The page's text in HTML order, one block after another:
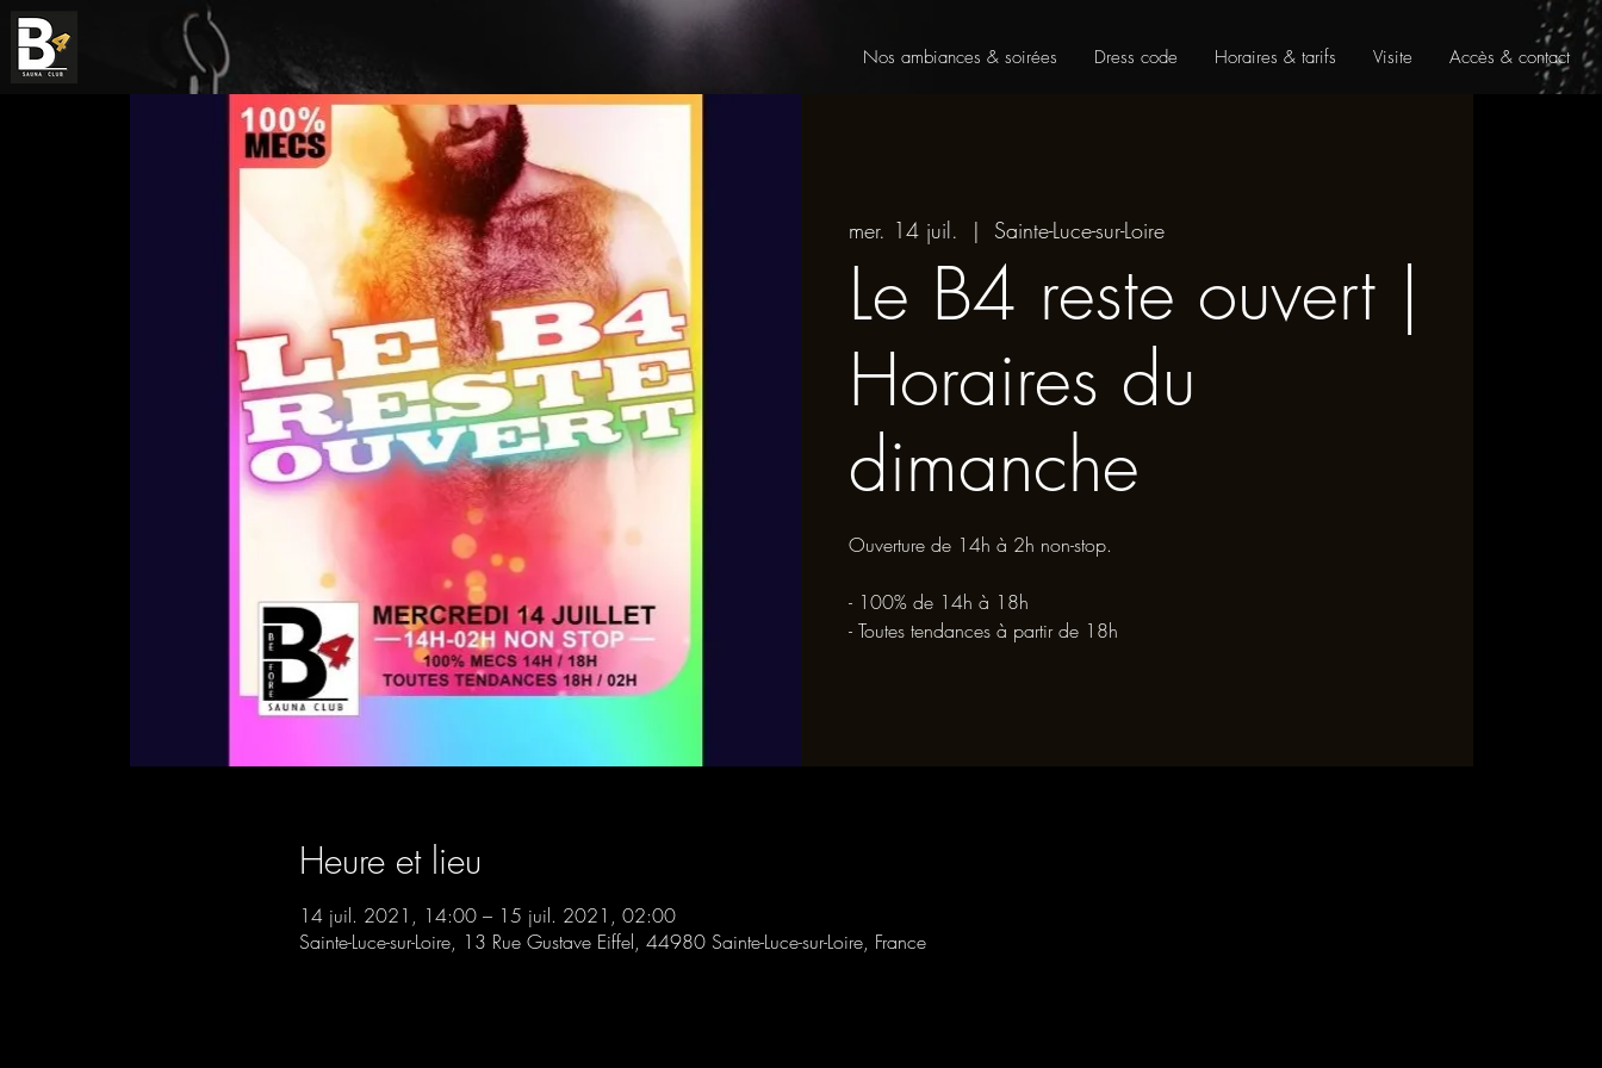
Nos ambiances & soirées Dress code Horaires & tarifs Visite Accès & contact
mer. 14 juil.
  |
Sainte-Luce-sur-Loire
Le B4 reste ouvert |
Horaires du
dimanche
Ouverture de 14h à 2h non-stop.
- 100% de 14h à 18h
- Toutes tendances à partir de 18h
Heure et lieu
14 juil. 2021, 14:00 – 15 juil. 2021, 02:00
Sainte-Luce-sur-Loire, 13 Rue Gustave Eiffel, 44980 Sainte-Luce-sur-Loire, France